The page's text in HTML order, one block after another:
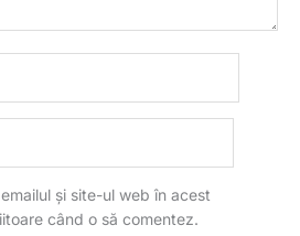
și site-ul web în acest
când o să comentez.